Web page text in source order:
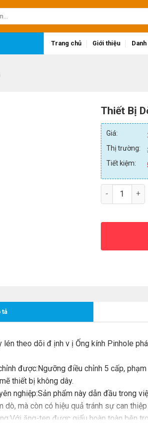
Trang chủ Giới thiệu
Thiết Bị
Giá:
Thị trường:
Tiết kiệm:
Số lượng
tả
lén theo dõi đ ịnh v ị Ống kính Pinhole
được:Ngưỡng điều chỉnh 5 cấp,
thiết bị không dây.
nghiệp:Sản phẩm này dẫn đầu trong
dò, mà còn có hiệu quả tránh sự can
ăng-ten được giấu hoàn toàn bên